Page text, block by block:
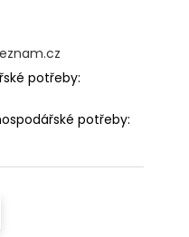
potřeby:⠀⠀⠀⠀⠀⠀⠀
potřeby:​​⠀